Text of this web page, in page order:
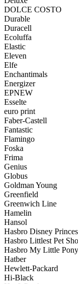
DOLCE COSTO
Durable
Duracell
Ecoluffa
Elastic
Eleven
Elfe
Enchantimals
Energizer
EPNEW
Esselte
euro print
Faber-Castell
Fantastic
Flamingo
Foska
Frima
Genius
Globus
Goldman Young
Greenfield
Greenwich Line
Hamelin
Hansol
Hasbro Disney
Hasbro Littlest Pet
Hasbro My Little Pony
Hatber
Hewlett-Packard
Hi-Black